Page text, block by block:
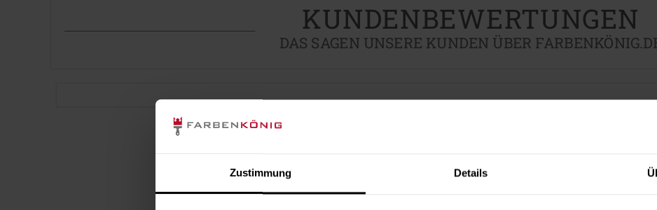
Zustimmung Details
KUNDENBEWERTUNGEN
DAS SAGEN UNSERE KUNDEN ÜBER